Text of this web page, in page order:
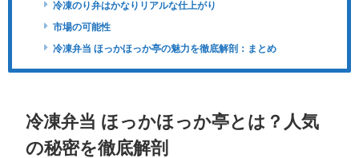
冷凍のり弁はかなりリアルな仕上がり
市場の可能性
冷凍弁当 ほっかほっか亭の魅力を徹底解剖：まとめ
冷凍弁当 ほっかほっか亭とは？人気
の秘密を徹底解剖